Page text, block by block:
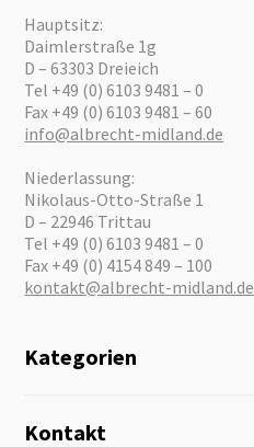
Hauptsitz:
Daimlerstraße 1g
D – 63303 Dreieich
Tel +49 (0) 6103 9481 – 0
Fax +49 (0) 6103 9481 – 60
info@albrecht-midland.de
Niederlassung:
Nikolaus-Otto-Straße 1
D – 22946 Trittau
Tel +49 (0) 6103 9481 – 0
Fax +49 (0) 4154 849 – 100
kontakt@albrecht-midland.de
Kategorien
Personenführung
Kontakt